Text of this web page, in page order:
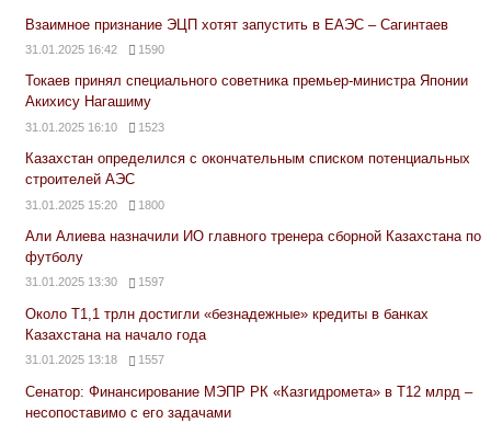
Взаимное признание ЭЦП хотят запустить в ЕАЭС – Сагинтаев
31.01.2025 16:42 1590
Токаев принял специального советника премьер-министра Японии
Акихису Нагашиму
31.01.2025 16:10 1523
Казахстан определился с окончательным списком потенциальных
строителей АЭС
31.01.2025 15:20 1800
Али Алиева назначили ИО главного тренера сборной Казахстана по
футболу
31.01.2025 13:30 1597
Около Т1,1 трлн достигли «безнадежные» кредиты в банках
Казахстана на начало года
31.01.2025 13:18 1557
Сенатор: Финансирование МЭПР РК «Казгидромета» в Т12 млрд –
несопоставимо с его задачами